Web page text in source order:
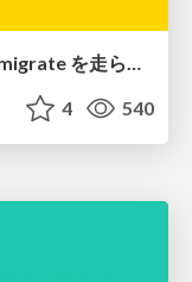
モノリス Rails でも日中に rails db:migrate を走らせたい！ / Daytime rails db:migrate on Monolithic Rails!
4 540